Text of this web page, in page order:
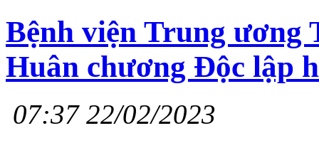
Bệnh viện Trung ương
Huân chương Độc lập
07:37 22/02/2023